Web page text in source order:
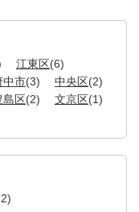
江東区(6)
中市(3) 中央区(2)
島区(2) 文京区(1)